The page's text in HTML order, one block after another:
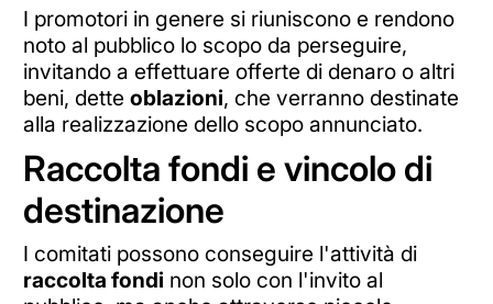
I promotori in genere si riuniscono e rendono
noto al pubblico lo scopo da perseguire,
invitando a effettuare offerte di denaro o altri
beni, dette oblazioni, che verranno destinate
alla realizzazione dello scopo annunciato.
Raccolta fondi e vincolo di
destinazione
I comitati possono conseguire l'attività di
raccolta fondi non solo con l'invito al